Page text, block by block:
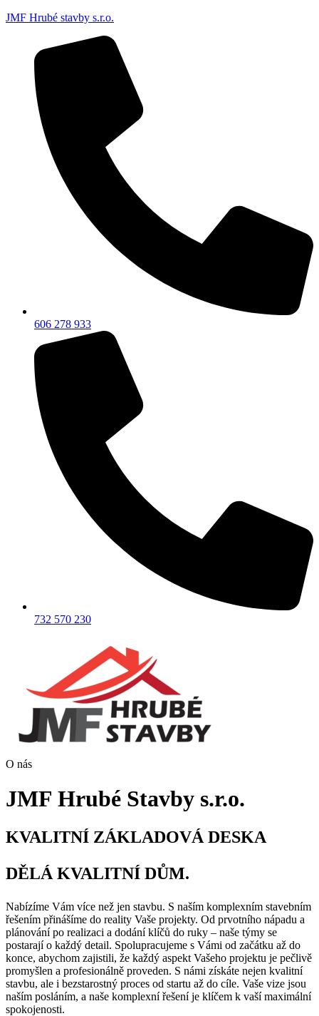
JMF Hrubé stavby s.r.o.
606 278 933
732 570 230
O nás
JMF Hrubé Stavby s.r.o.
KVALITNÍ ZÁKLADOVÁ DESKA
DĚLÁ KVALITNÍ DŮM.
Nabízíme Vám více než jen stavbu. S naším komplexním stavebním
řešením přinášíme do reality Vaše projekty. Od prvotního nápadu a
plánování po realizaci a dodání klíčů do ruky – naše týmy se
postarají o každý detail. Spolupracujeme s Vámi od začátku až do
konce, abychom zajistili, že každý aspekt Vašeho projektu je pečlivě
promyšlen a profesionálně proveden. S námi získáte nejen kvalitní
stavbu, ale i bezstarostný proces od startu až do cíle. Vaše vize jsou
naším posláním, a naše komplexní řešení je klíčem k vaší maximální
spokojenosti.